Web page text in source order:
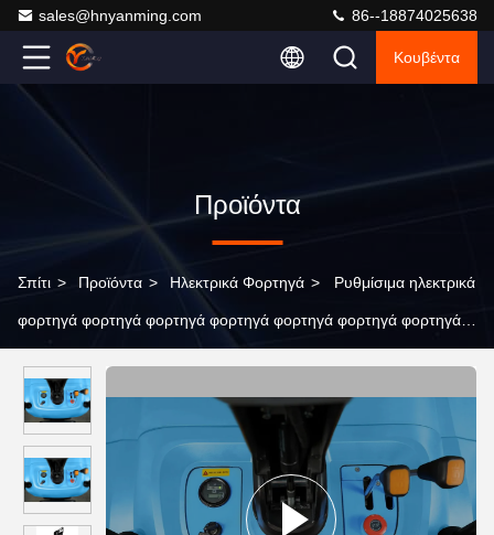
sales@hnyanming.com 86--18874025638
Κουβέντα
Προϊόντα
Σπίτι > Προϊόντα > Ηλεκτρικά Φορτηγά > Ρυθμίσιμα ηλεκτρικά
φορτηγά φορτηγά φορτηγά φορτηγά φορτηγά φορτηγά φορτηγά
φορτηγά φορτηγά φορτηγά φορτηγά φορτηγά φορτηγά φορτηγά
φορτηγά φορτηγά φορτηγά φορτηγά φορτηγά φορτηγά φορτηγά
φορτηγά φορτηγά φορτηγά φορτηγά φορτηγά φορτηγά φορτηγά
φορτηγά φορτηγά φορτηγά φορτηγά φορτηγά φορτηγά φορτηγά